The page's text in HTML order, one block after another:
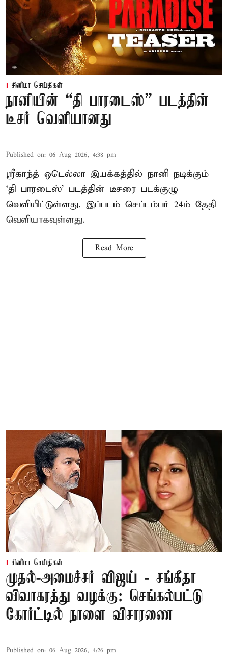
சினிமா செய்திகள்
நானியின் “தி பாரடைஸ்” படத்தின்
டீசர் வெளியானது
Published on: 06 Aug 2026, 4:38 pm
ஸ்ரீகாந்த் ஒடெல்லா இயக்கத்தில் நானி நடிக்கும்
‘தி பாரடைஸ்’ படத்தின் டீசரை படக்குழு
வெளியிட்டுள்ளது. இப்படம் செப்டம்பர் 24ம் தேதி
வெளியாகவுள்ளது.
Read More
சினிமா செய்திகள்
முதல்-அமைச்சர் விஜய் - சங்கீதா
விவாகரத்து வழக்கு: செங்கல்பட்டு
கோர்ட்டில் நாளை விசாரணை
Published on: 06 Aug 2026, 4:26 pm